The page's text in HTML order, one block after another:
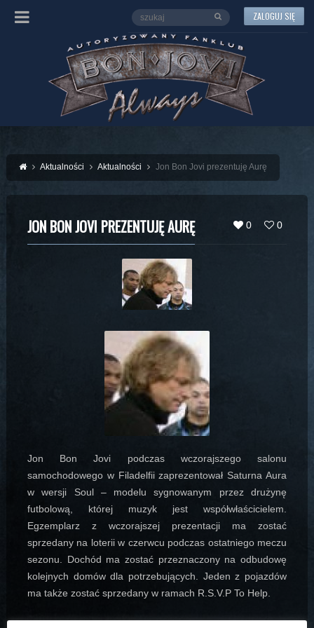
ZALOGUJ SIĘ
Aktualności Aktualności Jon Bon Jovi prezentuję Aurę
0 0
JON BON JOVI PREZENTUJĘ AURĘ
Jon Bon Jovi podczas wczorajszego salonu
samochodowego w Filadelfii zaprezentował Saturna Aura
w wersji Soul – modelu sygnowanym przez drużynę
futbolową, której muzyk jest współwłaścicielem.
Egzemplarz z wczorajszej prezentacji ma zostać
sprzedany na loterii w czerwcu podczas ostatniego meczu
sezonu. Dochód ma zostać przeznaczony na odbudowę
kolejnych domów dla potrzebujących . Jeden z pojazdów
ma także zostać sprzedany w ramach R.S.V.P To Help.